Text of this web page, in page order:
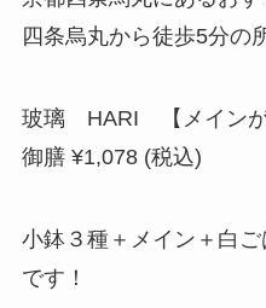
四条烏丸から徒歩5分の
玻璃 HARI 【メインが
御膳 ¥1,078 (税込)
小鉢３種＋メイン＋白
です！